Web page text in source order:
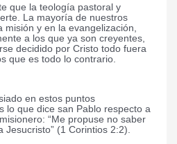
que la teología pastoral y
La mayoría de nuestros
misión y en la evangelización,
a los que ya son creyentes,
decidido por Cristo todo fuera
que es todo lo contrario.
en estos puntos
lo que dice san Pablo respecto a
“Me propuse no saber
Jesucristo” (1 Corintios 2:2).